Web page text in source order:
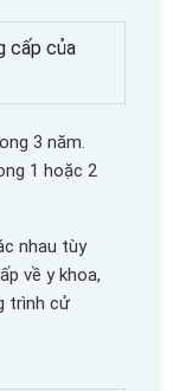
cấp của
3 năm.
1 hoặc 2
nhau tùy
về y khoa,
trình cử